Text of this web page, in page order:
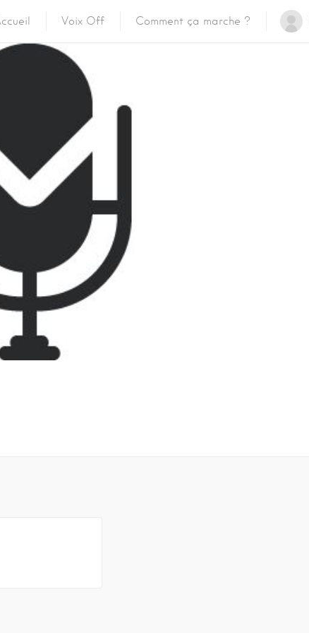
Voix Off Comment ça marche ?